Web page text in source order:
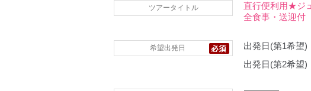
ツアータイトル
直行便利用★ジ
全食事・送迎付
希望出発日 出発日(第1希望)
出発日(第2希望)